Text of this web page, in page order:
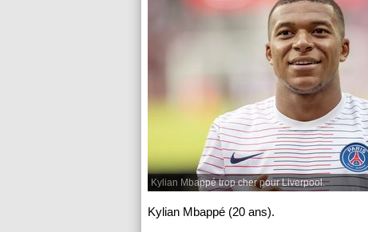
Kylian Mbappé trop cher pour Liverpool.
Kylian Mbappé (20 ans).